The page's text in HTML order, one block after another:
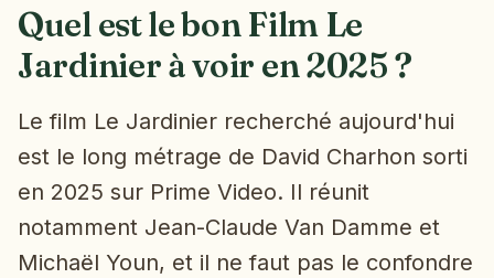
Quel est le bon Film Le
Jardinier à voir en 2025 ?
Le film Le Jardinier recherché aujourd'hui
est le long métrage de David Charhon sorti
en 2025 sur Prime Video. Il réunit
notamment Jean-Claude Van Damme et
Michaël Youn, et il ne faut pas le confondre